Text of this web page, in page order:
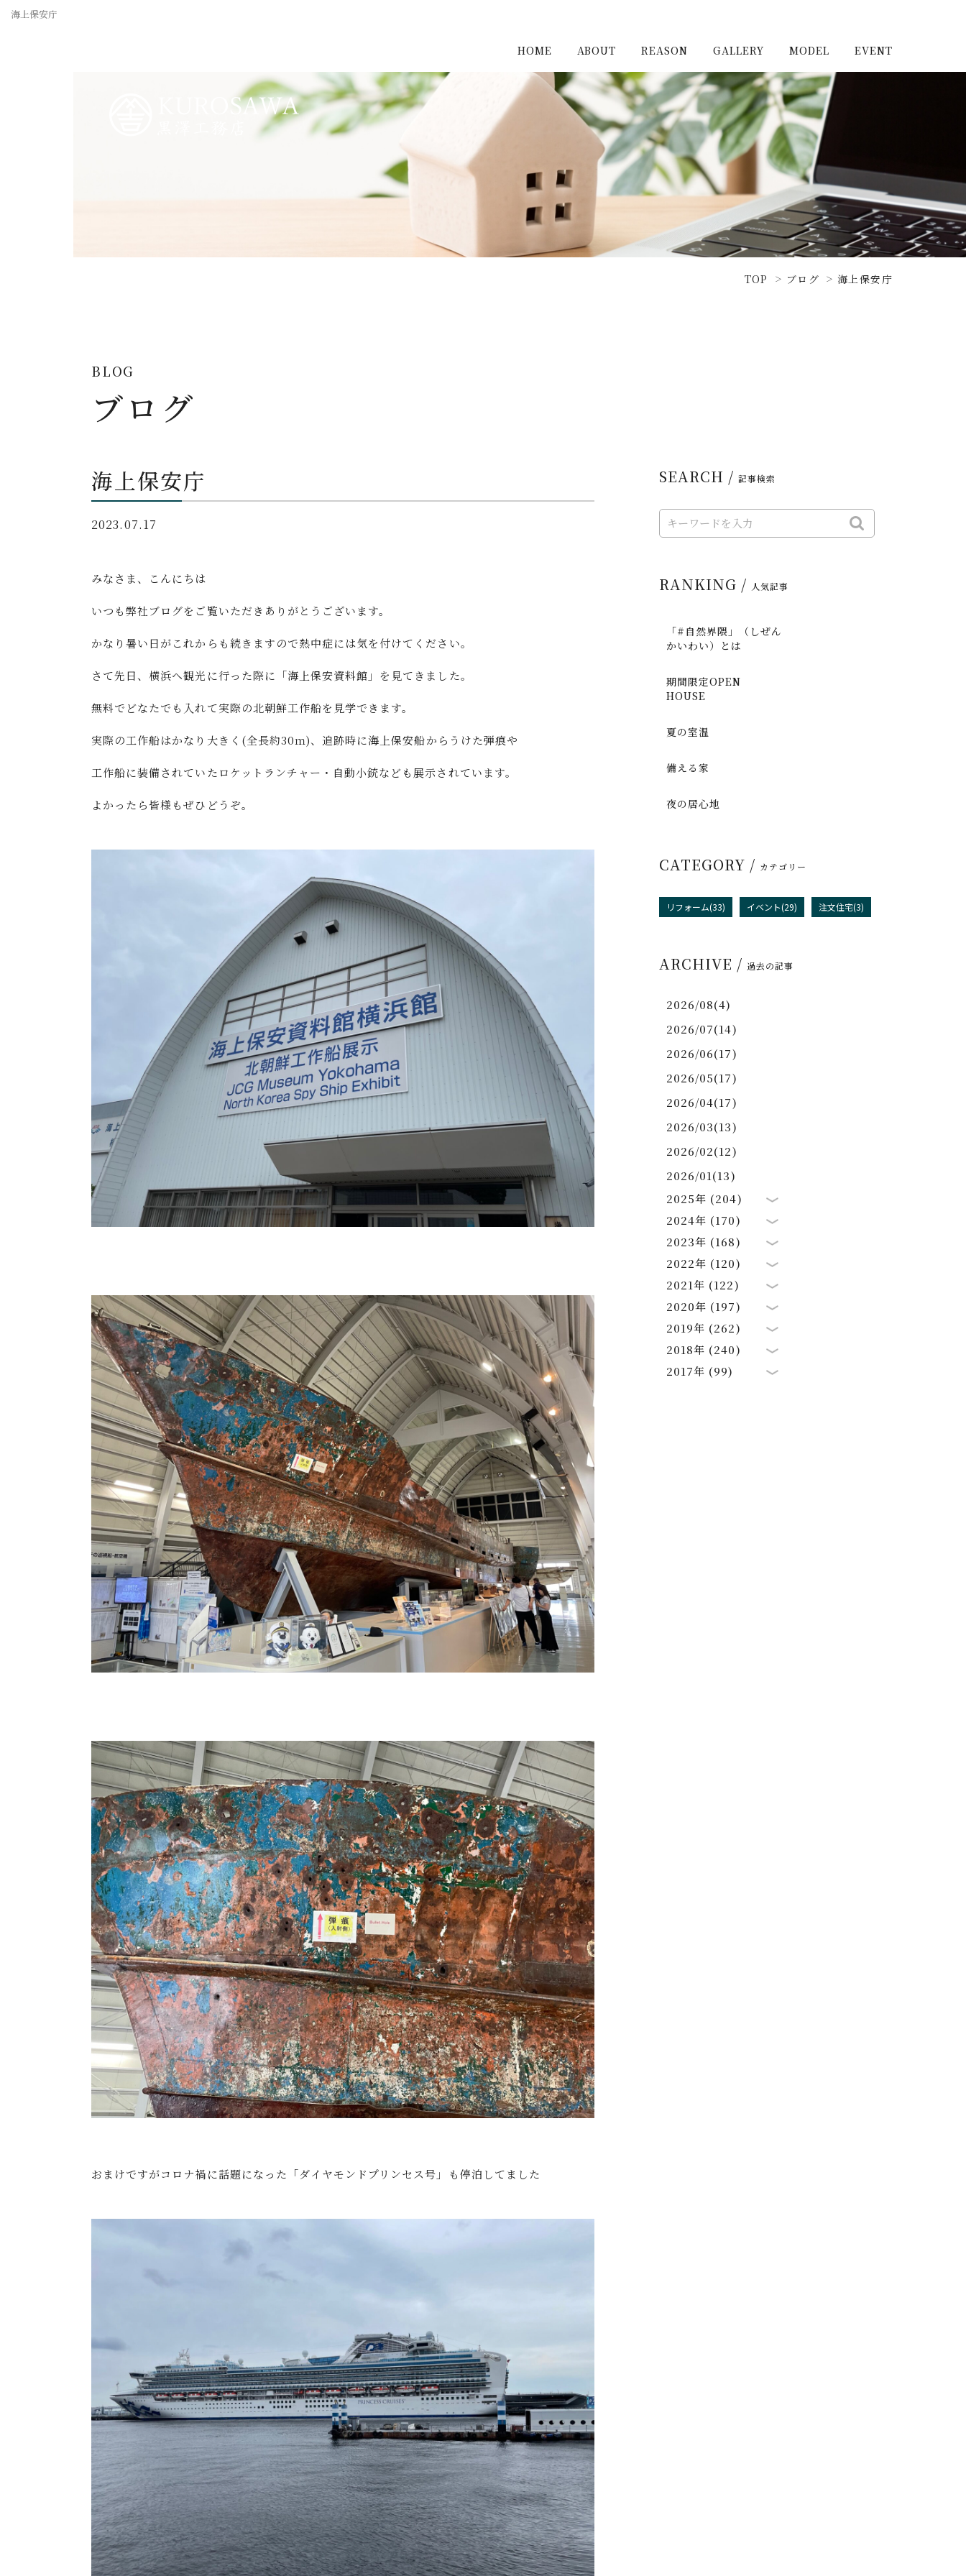
海上保安庁
HOME ABOUT REASON GALLERY
施工実例（新築）
施工実例（リノベーショ
ン）
MODEL
浦和住宅公園
浦和住宅展示場Miraizu
大宮北ハウジングステージ
EVENT
TOP ブログ 海上保安庁
BLOG
ブログ
海上保安庁
2023.07.17
みなさま、こんにちは
いつも弊社ブログをご覧いただきありがとうございます。
かなり暑い日がこれからも続きますので熱中症には気を付けてください。
さて先日、横浜へ観光に行った際に「海上保安資料館」を見てきました。
無料でどなたでも入れて実際の北朝鮮工作船を見学できます。
実際の工作船はかなり大きく(全長約30ｍ)、追跡時に海上保安船からうけた弾痕や
工作船に装備されていたロケットランチャー・自動小銃なども展示されています。
よかったら皆様もぜひどうぞ。
おまけですがコロナ禍に話題になった「ダイヤモンドプリンセス号」も停泊してました
SEARCH / 記事検索
RANKING / 人気記事
「#自然界隈」（しぜん
かいわい）とは
期間限定OPEN
HOUSE
夏の室温
備える家
夜の居心地
CATEGORY / カテゴリー
リフォーム(33) イベント(29) 注文住宅(3)
ARCHIVE / 過去の記事
2026/08(4)
2026/07(14)
2026/06(17)
2026/05(17)
2026/04(17)
2026/03(13)
2026/02(12)
2026/01(13)
2025年 (204)
2024年 (170)
2023年 (168)
2022年 (120)
2021年 (122)
2020年 (197)
2019年 (262)
2018年 (240)
2017年 (99)